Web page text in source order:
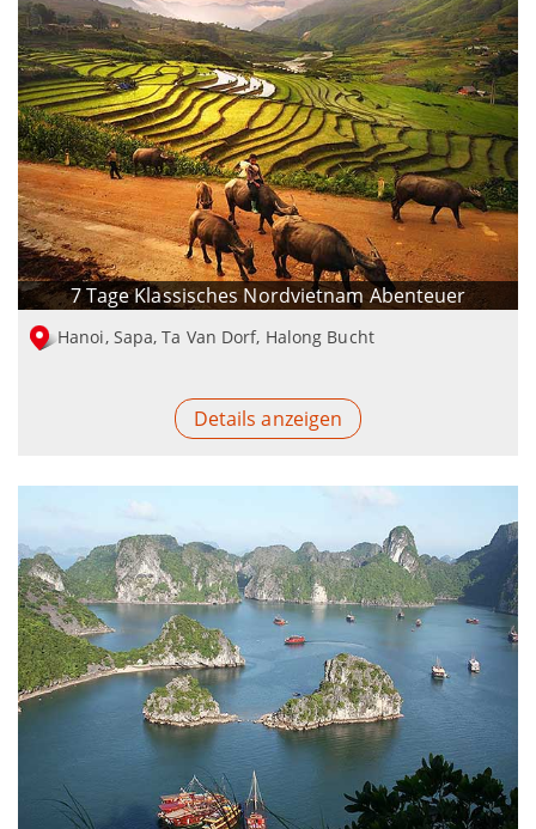
7 Tage Klassisches Nordvietnam Abenteuer
Hanoi, Sapa, Ta Van Dorf, Halong Bucht
Details anzeigen